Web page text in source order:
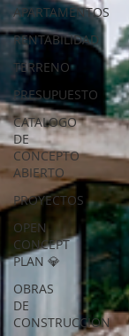
APARTAMENTOS
RENTABILIDAD
TERRENO
PRESUPUESTO
CATALOGO
DE
CONCEPTO
ABIERTO
PROYECTOS
OPEN
CONCEPT
PLAN 💎
OBRAS
DE
CONSTRUCCION